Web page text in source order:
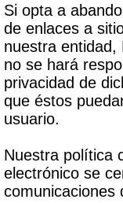
Si opta a
de enlaces a
nuestra entidad,
no se hará
privacidad de
que éstos
usuario.
Nuestra política
electrónico se
comunicaciones